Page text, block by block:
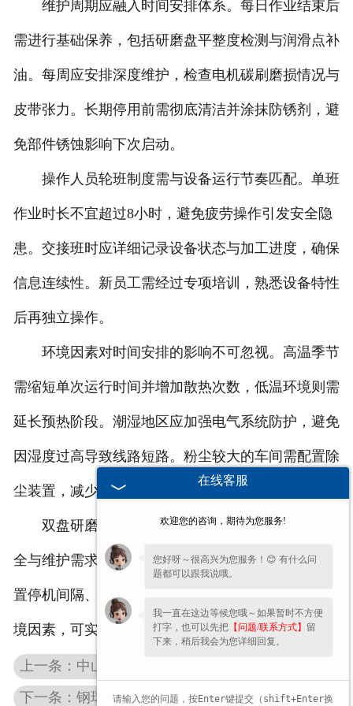
维护周期应融入时间安排体系。每日作业结束后
需进行基础保养，包括研磨盘平整度检测与润滑点补
油。每周应安排深度维护，检查电机碳刷磨损情况与
皮带张力。长期停用前需彻底清洁并涂抹防锈剂，避
免部件锈蚀影响下次启动。
操作人员轮班制度需与设备运行节奏匹配。单班
作业时长不宜超过8小时，避免疲劳操作引发安全隐
患。交接班时应详细记录设备状态与加工进度，确保
信息连续性。新员工需经过专项培训，熟悉设备特性
后再独立操作。
环境因素对时间安排的影响不可忽视。高温季节
需缩短单次运行时间并增加散热次数，低温环境则需
延长预热阶段。潮湿地区应加强电气系统防护，避免
因湿度过高导致线路短路。粉尘较大的车间需配置除
尘装置，减少清洁频次对作业时间的占用。
双盘研磨机合理的工作时间安排需兼顾效率、安
全与维护需求。通过动态调整单次运行时长、科学设
置停机间隔、建立周期性维护机制，并匹配人员与环
境因素，可实现设备性能的稳定发挥。
下一条：钢球机厂家分享保养全攻略：科学维护延长设备寿命
在线客服
欢迎您的咨询，期待为您服务!
您好呀～很高兴为您服务！😊 有什么问
题都可以跟我说哦。
我一直在这边等候您哦～如果暂时不方便
打字，也可以先把 【问题/联系方式】 留
下来，稍后我会为您详细回复。